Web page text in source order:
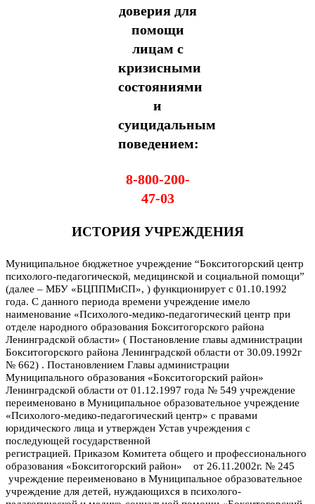
доверия для
помощи
лицам с
кризисными
состояниями
и
суицидальным
поведением:
8-800-200-
47-03
ИСТОРИЯ УЧРЕЖДЕНИЯ
Муниципальное бюджетное учреждение “Бокситогорский центр
психолого-педагогической, медицинской и социальной помощи”
(далее – МБУ «БЦППМиСП», ) функционирует с 01.10.1992
года. С данного периода времени учреждение имело
наименование «Психолого-медико-педагогический центр при
отделе народного образования Бокситогорского района
Ленинградской области» ( Постановление главы администрации
Бокситогорского района Ленинградской области от 30.09.1992г
№ 662) . Постановлением Главы администрации
Муниципального образования «Бокситогорский район»
Ленинградской области от 01.12.1997 года № 549 учреждение
переименовано в Муниципальное образовательное учреждение
«Психолого-медико-педагогический центр» с правами
юридического лица и утвержден Устав учреждения с
последующей государственной
регистрацией. Приказом Комитета общего и профессионального
образования «Бокситогорский район» от 26.11.2002г. № 245
учреждение переименовано в Муниципальное образовательное
учреждение для детей, нуждающихся в психолого-